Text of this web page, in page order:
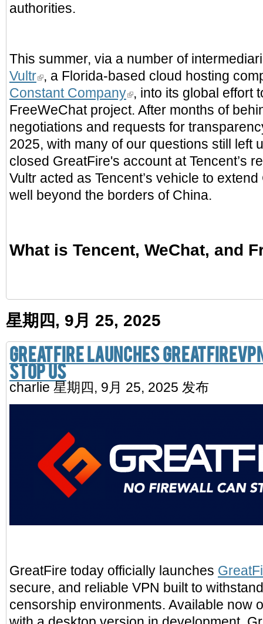
authorities.
This summer, via a number of
Vultr , a Florida-based cloud hosting
Constant Company , into its global effort
FreeWeChat project. After months of
negotiations and requests for
2025, with many of our questions still left
closed GreatFire's account at Tencent’s
Vultr acted as Tencent’s vehicle to
well beyond the borders of China.
What is Tencent, WeChat, and
星期四, 9月 25, 2025
GreatFire Launches
Stop Us
charlie 星期四, 9月 25, 2025 发布
GreatFire today officially launches
secure, and reliable VPN built to
censorship environments. Available now